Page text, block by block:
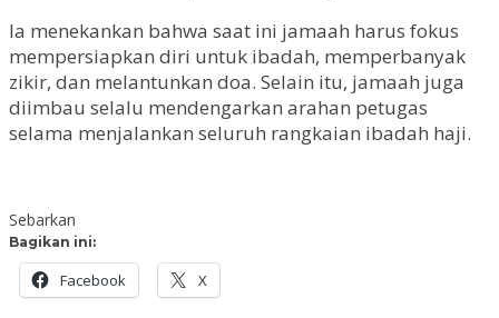
Ia menekankan bahwa saat ini jamaah harus fokus
mempersiapkan diri untuk ibadah, memperbanyak
zikir, dan melantunkan doa. Selain itu, jamaah juga
diimbau selalu mendengarkan arahan petugas
selama menjalankan seluruh rangkaian ibadah haji.
Sebarkan
Bagikan ini:
Facebook X